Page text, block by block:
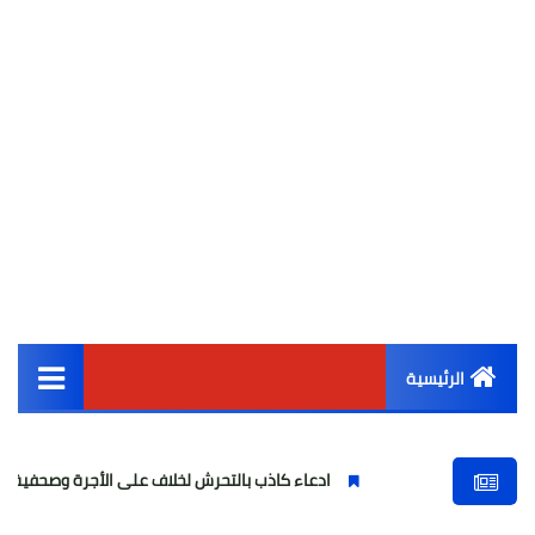
الرئيسية
أخبار مصر
ادعاء كاذب بالتحرش لخلاف على الأجرة وصحفية وهمية